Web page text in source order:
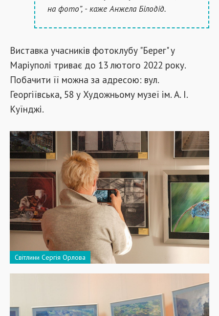
на фото”, - каже Анжела Білодід.
Виставка учасників фотоклубу "Берег" у
Маріуполі триває до 13 лютого 2022 року.
Побачити її можна за адресою: вул.
Георгіївська, 58 у Художньому музеї ім. А. І.
Куїнджі.
Світлини Сергія Орлова